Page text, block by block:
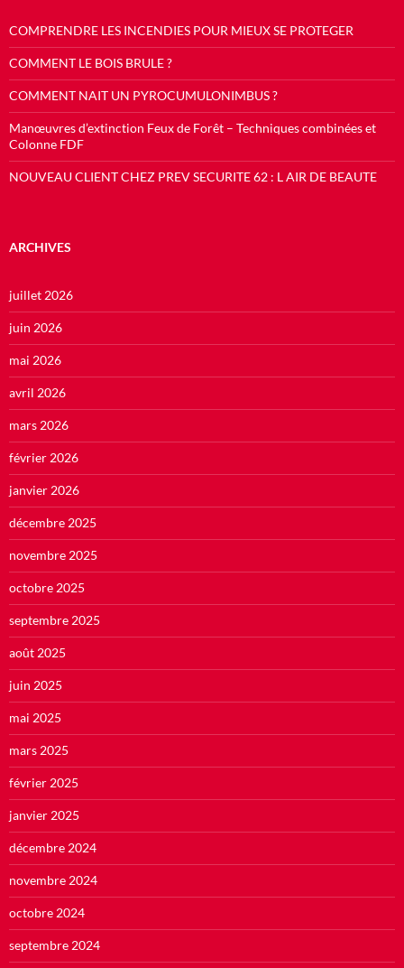
COMPRENDRE LES INCENDIES POUR MIEUX SE PROTEGER
COMMENT LE BOIS BRULE ?
COMMENT NAIT UN PYROCUMULONIMBUS ?
Manœuvres d’extinction Feux de Forêt – Techniques combinées et
Colonne FDF
NOUVEAU CLIENT CHEZ PREV SECURITE 62 : L AIR DE BEAUTE
ARCHIVES
juillet 2026
juin 2026
mai 2026
avril 2026
mars 2026
février 2026
janvier 2026
décembre 2025
novembre 2025
octobre 2025
septembre 2025
août 2025
juin 2025
mai 2025
mars 2025
février 2025
janvier 2025
décembre 2024
novembre 2024
octobre 2024
septembre 2024